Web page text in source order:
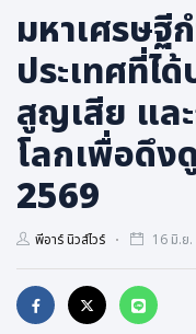
อาหาร, เครื่องดื่ม
ท่องเที่ยว
โรงแรม, ที่พัก
บ้าน, คอนโด, อสังหาฯ
ประกัน
สัตว์เลี้ยง
ไอที
โทรศัพท์มือถือ
เอไอ
มหาเศรษฐี
ประเทศที่ไ
สูญเสีย แล
โลกเพื่อดึง
2569
พีอาร์ นิวส์ไวร์ 16 มิ.ย